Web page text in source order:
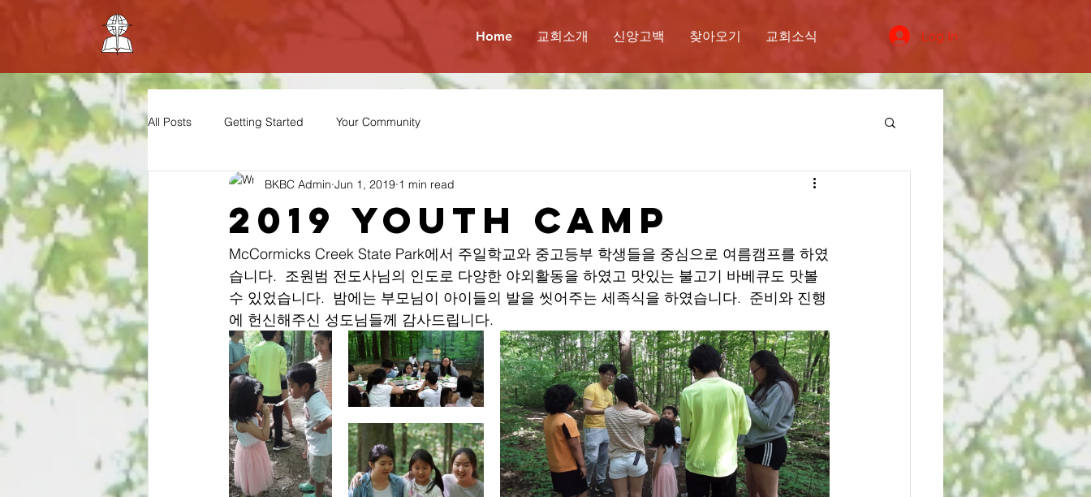
Home 교회소개 신앙고백 찾아오기 교회소식 Log In
All Posts Getting Started Your Community
2019 Youth Camp
BKBC Admin Jun 1, 2019 1 min read
McCormicks Creek State Park에서 주일학교와 중고등부 학생들을 중심으로 여름캠프를 하였
습니다.  조원범 전도사님의 인도로 다양한 야외활동을 하였고 맛있는 불고기 바베큐도 맛볼
수 있었습니다.  밤에는 부모님이 아이들의 발을 씻어주는 세족식을 하였습니다.  준비와 진행
에 헌신해주신 성도님들께 감사드립니다.